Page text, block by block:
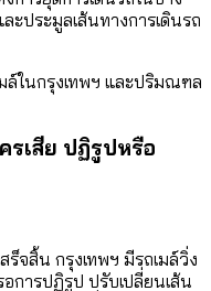
ะประมูลเส้นทางการเดินรถ
ล์ในกรุงเทพฯ และปริมณฑล
รเสีย ปฏิรูปหรือ
จสิ้น กรุงเทพฯ มีรถเมล์วิ่ง
อการปฏิรูป ปรับเปลี่ยนเส้น